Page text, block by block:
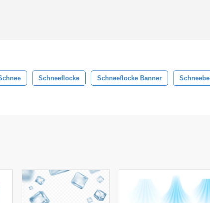
Schneeflocke Schneeflocke Banner